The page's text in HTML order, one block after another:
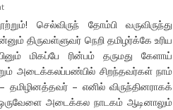
செல்விருந் தோம்பி வருவிருந்து
திருவள்ளுவர் நெறி தமிழர்க்கே உரிய
மிகப்பே ரின்பம் தருமது கேளாய்
அடைக்கலப்பண்பில் சிறந்தவர்கள் நாம்
– எனில் விருந்தினராகக்
அடைக்கல நாடகம் ஆடினாலும்